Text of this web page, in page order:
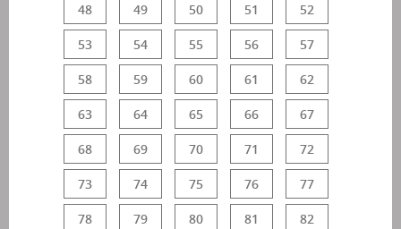
48 49 50 51 52
53 54 55 56 57
58 59 60 61 62
63 64 65 66 67
68 69 70 71 72
73 74 75 76 77
78 79 80 81 82